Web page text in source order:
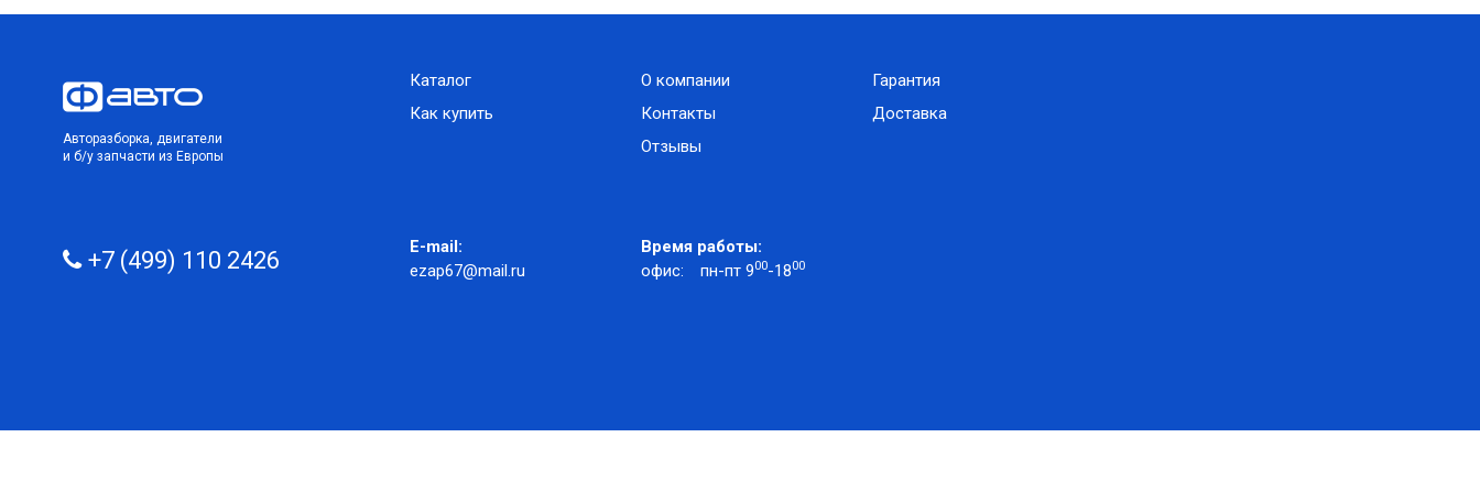
Авторазборка, двигатели
и б/у запчасти из Европы
Каталог
Как купить
О компании
Контакты
Отзывы
Гарантия
Доставка
+7 (499) 110 2426
E-mail:
ezap67@mail.ru
Время работы:
офис:
пн-пт 900-1800